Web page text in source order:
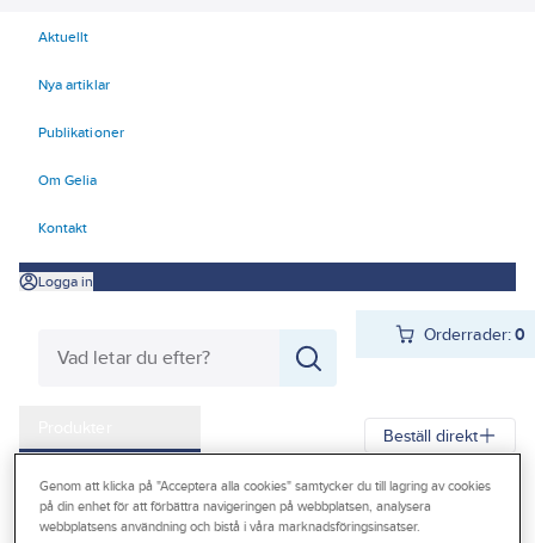
Aktuellt
Nya artiklar
Publikationer
Om Gelia
Kontakt
Logga in
Orderrader:0
Outlet
Beställ direkt
Gelia Produkter Gelia Fästmaterial
Tejp & Tätning
Maskeringstejp
Genom att klicka på "Acceptera alla cookies" samtycker du till lagring av cookies
på din enhet för att förbättra navigeringen på webbplatsen, analysera
webbplatsens användning och bistå i våra marknadsföringsinsatser.